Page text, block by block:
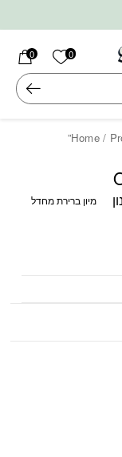
0 הרשימה
0
Home/